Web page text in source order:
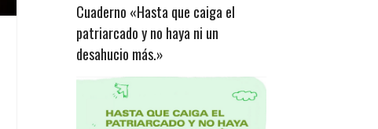
Cuaderno «Hasta que caiga el
patriarcado y no haya ni un
desahucio más.»